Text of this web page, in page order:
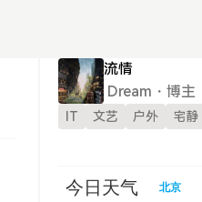
流情
Dream・博主
IT 文艺 户外 宅静